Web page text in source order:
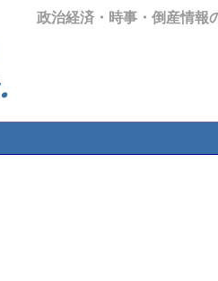
政治経済・時事・倒産情報